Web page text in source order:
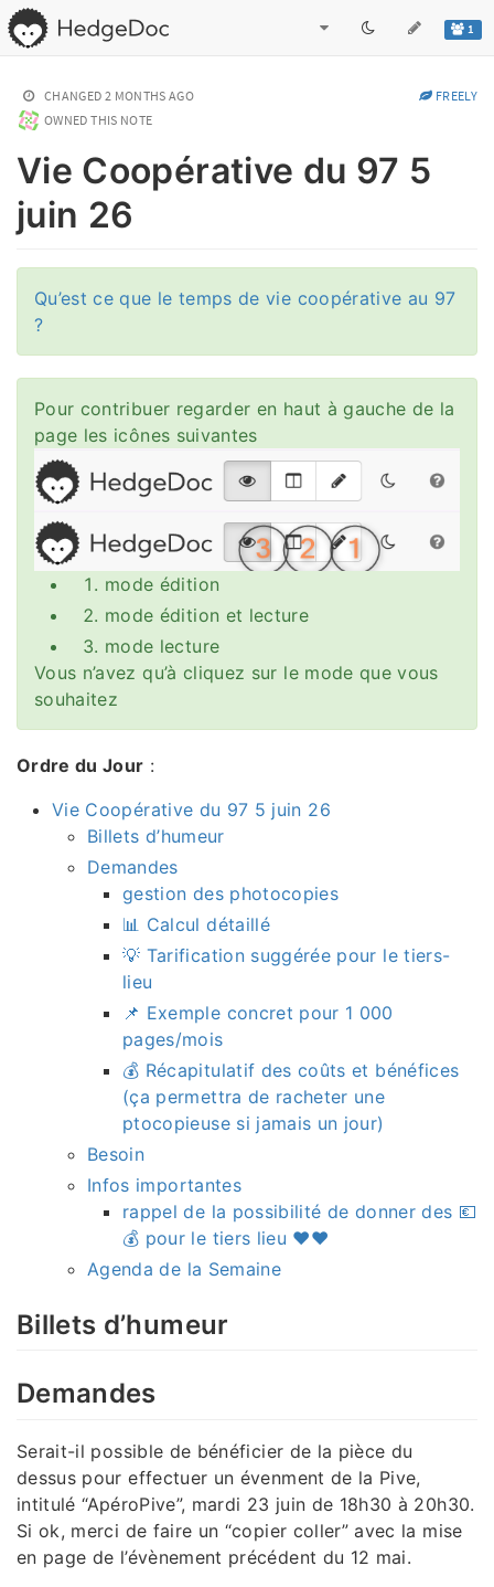
1
CHANGED 2 MONTHS AGO
FREELY
OWNED THIS NOTE
Vie Coopérative du 97 5
juin 26
Qu’est ce que le temps de vie coopérative au 97
?
Pour contribuer regarder en haut à gauche de la
page les icônes suivantes
mode édition
mode édition et lecture
mode lecture
Vous n’avez qu’à cliquez sur le mode que vous
souhaitez
Ordre du Jour :
Vie Coopérative du 97 5 juin 26
Billets d’humeur
Demandes
gestion des photocopies
📊 Calcul détaillé
💡 Tarification suggérée pour le tiers-
lieu
📌 Exemple concret pour 1 000
pages/mois
💰 Récapitulatif des coûts et bénéfices
(ça permettra de racheter une
ptocopieuse si jamais un jour)
Besoin
Infos importantes
rappel de la possibilité de donner des 💶
💰 pour le tiers lieu ♥️♥️
Agenda de la Semaine
Billets d’humeur
Demandes
Serait-il possible de bénéficier de la pièce du
dessus pour effectuer un évenment de la Pive,
intitulé “ApéroPive”, mardi 23 juin de 18h30 à 20h30.
Si ok, merci de faire un “copier coller” avec la mise
en page de l’évènement précédent du 12 mai.